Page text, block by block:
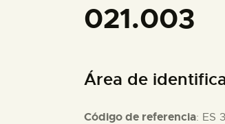
021.003
Área de
Código de referencia: ES